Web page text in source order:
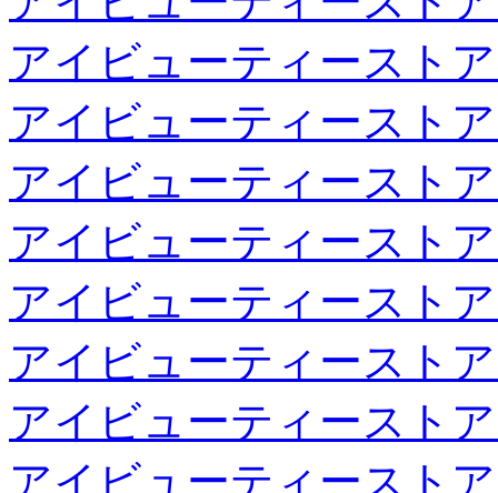
アイビューティースト
アイビューティースト
アイビューティースト
アイビューティースト
アイビューティースト
アイビューティースト
アイビューティースト
アイビューティースト